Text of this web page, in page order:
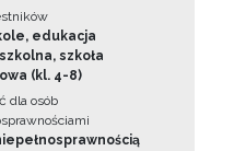
edukacja
szkoła
(kl. 4-8)
dla osób